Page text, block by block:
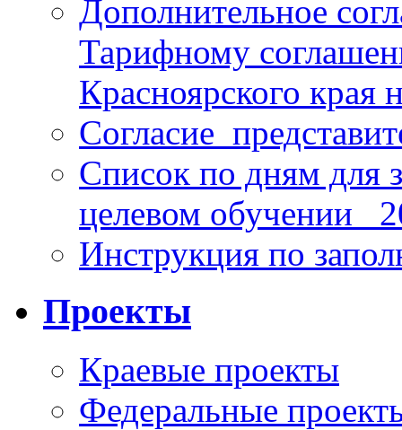
Дополнительное
Тарифному
Красноярского края
Список по дням для
целевом обучении_
Инструкция по
Проекты
Краевые проекты
Федеральные